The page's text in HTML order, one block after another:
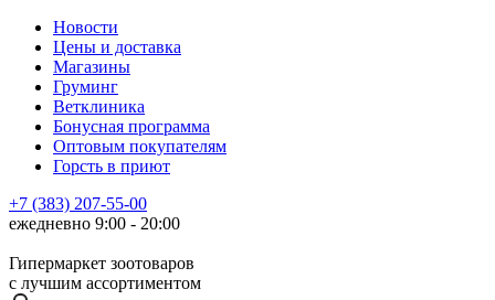
Новости
Цены и доставка
Магазины
Груминг
Ветклиника
Бонусная программа
Оптовым покупателям
Горсть в приют
+7 (383) 207-55-00
ежедневно 9:00 - 20:00
Гипермаркет зоотоваров
с лучшим ассортиментом